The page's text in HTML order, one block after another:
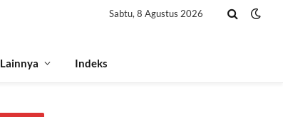
Sabtu, 8 Agustus 2026
Lainnya Indeks